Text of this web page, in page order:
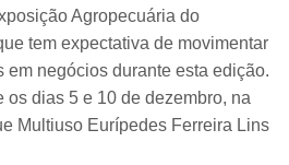
Agropecuária do
tem expectativa de movimentar
em negócios durante esta edição.
os dias 5 e 10 de dezembro, na
Multiuso Eurípedes Ferreira Lins